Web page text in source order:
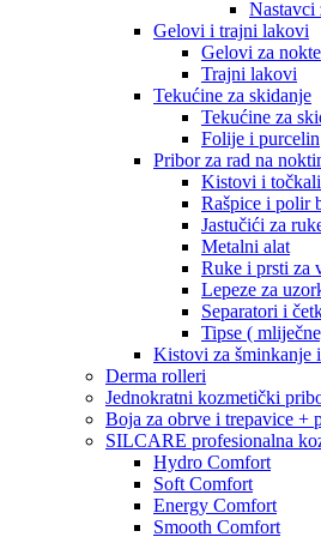
Nastavci
Gelovi i trajni lakovi
Gelovi za nokte
Trajni lakovi
Tekućine za skidanje
Tekućine za
Folije i purcelin
Pribor za rad na
Kistovi i
Rašpice i polir
Jastučići za
Metalni alat
Ruke i prsti za
Lepeze za
Separatori i
Tipse (
Kistovi za šminkanje
Derma rolleri
Jednokratni kozmetički
Boja za obrve i trepavice +
SILCARE profesionalna
Hydro Comfort
Soft Comfort
Energy Comfort
Smooth Comfort